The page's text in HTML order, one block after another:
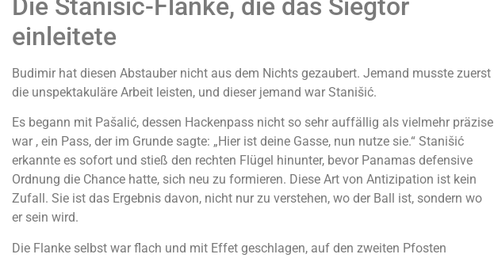
Die Stanisic-Flanke, die das Siegtor
einleitete
Budimir hat diesen Abstauber nicht aus dem Nichts gezaubert. Jemand musste zuerst
die unspektakuläre Arbeit leisten, und dieser jemand war Stanišić.
Es begann mit Pašalić, dessen Hackenpass nicht so sehr auffällig als vielmehr präzise
war , ein Pass, der im Grunde sagte: „Hier ist deine Gasse, nun nutze sie.“ Stanišić
erkannte es sofort und stieß den rechten Flügel hinunter, bevor Panamas defensive
Ordnung die Chance hatte, sich neu zu formieren. Diese Art von Antizipation ist kein
Zufall. Sie ist das Ergebnis davon, nicht nur zu verstehen, wo der Ball ist, sondern wo
er sein wird.
Die Flanke selbst war flach und mit Effet geschlagen, auf den zweiten Pfosten